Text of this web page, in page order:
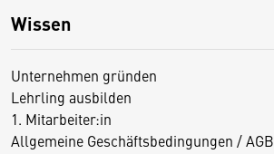
Wissen
Unternehmen gründen
Lehrling ausbilden
1. Mitarbeiter:in
Allgemeine Geschäftsbedingungen / AGB